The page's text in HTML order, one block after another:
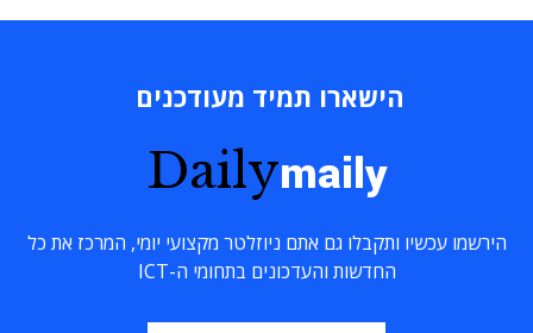
הישארו תמיד מעודכנים
Dailymaily
הירשמו עכשיו ותקבלו גם אתם ניוזלטר מקצועי יומי, המרכז את כל
החדשות והעדכונים בתחומי ה-ICT